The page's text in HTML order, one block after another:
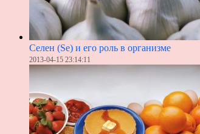
Селен (Se) и его роль в организме
2013-04-15 23:14:11